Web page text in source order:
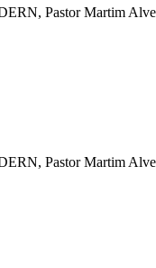
Pastor Martim Alves
Pastor Martim Alves